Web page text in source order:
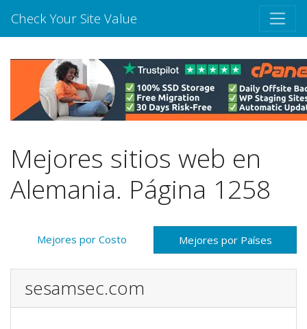
Check Your Site Value
Mejores sitios web en
Alemania. Página 1258
Mejores por Costo Mejores por Países
sesamsec.com